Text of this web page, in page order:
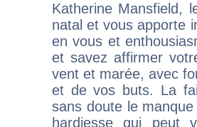
Katherine Mansfield,
natal et vous apporte
en vous et
et savez affirmer
vent et marée, avec
et de vos buts. La
sans doute le
hardiesse qui peut